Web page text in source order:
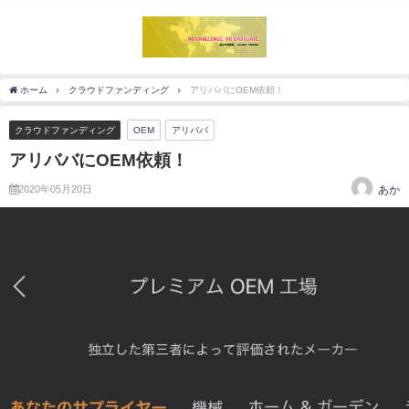
ホーム クラウドファンディング アリババにOEM依頼！
クラウドファンディング OEM アリババ
アリババにOEM依頼！
2020年05月20日 あか